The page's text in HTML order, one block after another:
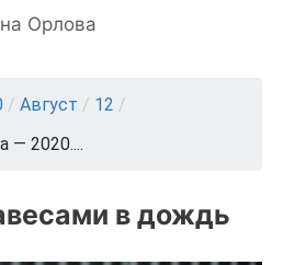
Орлова
/ Август / 12 /
— 2020....
в дождь